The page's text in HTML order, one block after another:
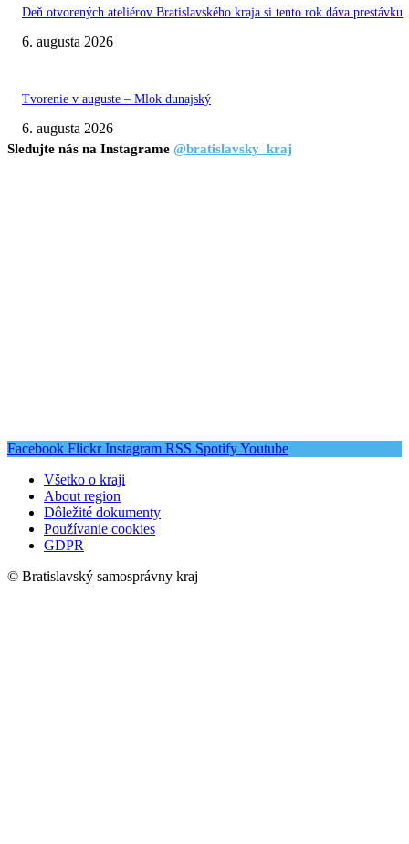
Deň otvorených ateliérov Bratislavského kraja si tento rok dáva prestávku
6. augusta 2026
Tvorenie v auguste – Mlok dunajský
6. augusta 2026
Sledujte nás na Instagrame @bratislavsky_kraj
Facebook Flickr Instagram RSS SpotifyYoutube
Všetko o kraji
About region
Dôležité dokumenty
Používanie cookies
GDPR
© Bratislavský samosprávny kraj